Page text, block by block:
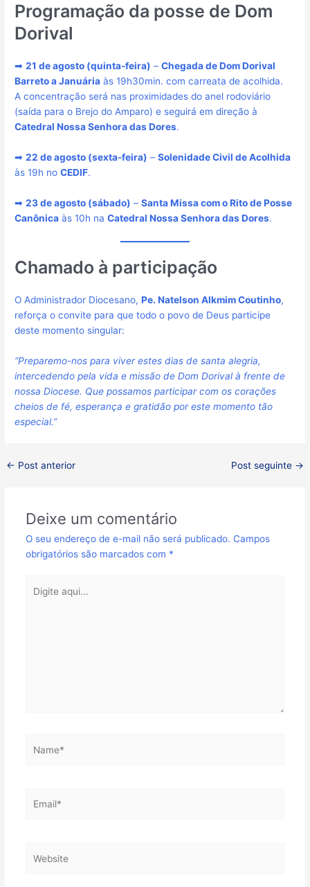
Programação da posse de Dom
Dorival
➡21 de agosto (quinta-feira) –Chegada de Dom Dorival
Barreto a Januária às 19h30min. com carreata de acolhida.
A concentração será nas proximidades do anel rodoviário
(saída para o Brejo do Amparo) e seguirá em direção à
Catedral Nossa Senhora das Dores.
➡22 de agosto (sexta-feira) –Solenidade Civil de Acolhida
às 19h noCEDIF.
➡23 de agosto (sábado) –Santa Missa com o Rito de Posse
Canônica às 10h naCatedral Nossa Senhora das Dores.
Chamado à participação
O Administrador Diocesano,Pe. Natelson Alkmim Coutinho,
reforça o convite para que todo o povo de Deus participe
deste momento singular:
“Preparemo-nos para viver estes dias de santa alegria,
intercedendo pela vida e missão de Dom Dorival à frente de
nossa Diocese. Que possamos participar com os corações
cheios de fé, esperança e gratidão por este momento tão
especial.”
← Post anterior Post seguinte →
Deixe um comentário
O seu endereço de e-mail não será publicado. Campos
obrigatórios são marcados com *
aqui...